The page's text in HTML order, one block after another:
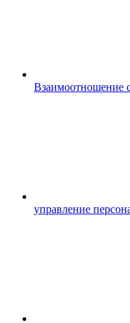
Взаимоотношение
управление